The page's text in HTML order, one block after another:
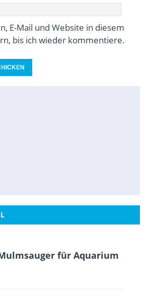
E-Mail und Website in diesem
bis ich wieder kommentiere.
für Aquarium